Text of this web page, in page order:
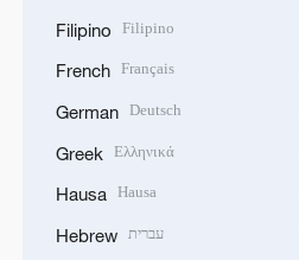
Filipino Filipino
French Français
German Deutsch
Greek Ελληνικά
Hausa Hausa
Hebrew עברית